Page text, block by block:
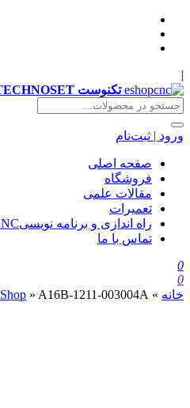
|
تکنوست TECHNOSET | فروش تعمیرات آموزش برنامه نویسی cnc زیمنس فانوک هایدن siemens ,fanuc, heidenhain ,hust, gsk
ورود | ثبت‌نام
صفحه اصلی
فروشگاه
مقالات علمی
تعمیرات
راه اندازی و برنامه نویسیCNC
تماس با ما
0
0
خانه »
Shop » A16B-1211-003004A